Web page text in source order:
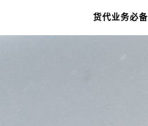
货代业务必备